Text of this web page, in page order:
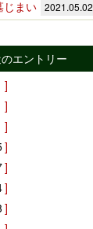
じまい 2021.05.02
エントリー
]
]
]
]
]
]
]